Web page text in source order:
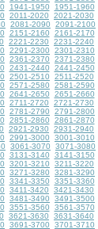
1941-1950 1951-1960
2011-2020 2021-2030
2081-2090 2091-2100
2151-2160 2161-2170
2221-2230 2231-2240
2291-2300 2301-2310
2361-2370 2371-2380
2431-2440 2441-2450
2501-2510 2511-2520
2571-2580 2581-2590
2641-2650 2651-2660
2711-2720 2721-2730
2781-2790 2791-2800
2851-2860 2861-2870
2921-2930 2931-2940
2991-3000 3001-3010
3061-3070 3071-3080
3131-3140 3141-3150
3201-3210 3211-3220
3271-3280 3281-3290
3341-3350 3351-3360
3411-3420 3421-3430
3481-3490 3491-3500
3551-3560 3561-3570
3621-3630 3631-3640
3691-3700 3701-3710